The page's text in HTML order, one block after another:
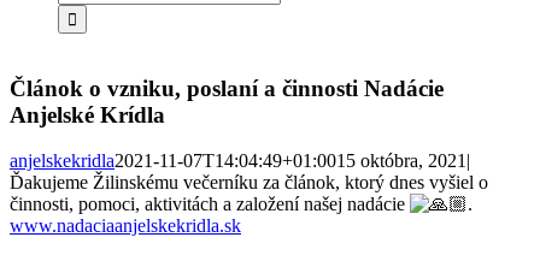
Článok o vzniku, poslaní a činnosti Nadácie
Anjelské Krídla
anjelskekridla2021-11-07T14:04:49+01:0015 októbra, 2021|
Ďakujeme Žilinskému večerníku za článok, ktorý dnes vyšiel o
činnosti, pomoci, aktivitách a založení našej nadácie
.
www.nadaciaanjelskekridla.sk